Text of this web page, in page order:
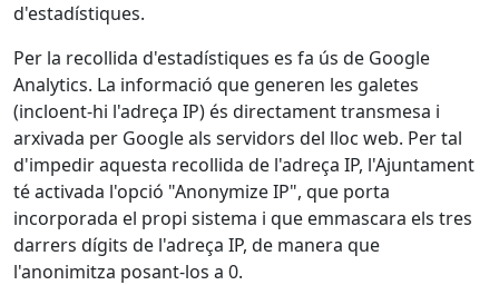
d'estadístiques.
Per la recollida d'estadístiques es fa ús de Google
Analytics. La informació que generen les galetes
(incloent-hi l'adreça IP) és directament transmesa i
arxivada per Google als servidors del lloc web. Per tal
d'impedir aquesta recollida de l'adreça IP, l'Ajuntament
té activada l'opció "Anonymize IP", que porta
incorporada el propi sistema i que emmascara els tres
darrers dígits de l'adreça IP, de manera que
l'anonimitza posant-los a 0.